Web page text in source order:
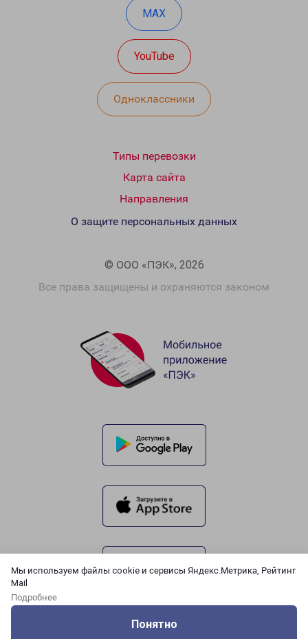
Мы используем файлы cookie и сервисы Яндекс.Метрика, Рейтинг
Mail
Подробнее
Понятно
MAX
YouTube
Одноклассники
Типы перевозки
Карта сайта
Направления
© ООО «ПЭК», 2026
Все права защищены и охраняются законом
О защите персональных данных